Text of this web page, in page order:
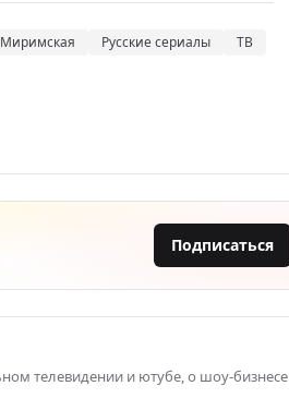
Русские сериалы
ТВ
Подписаться
телевидении и ютубе, о шоу-бизнесе